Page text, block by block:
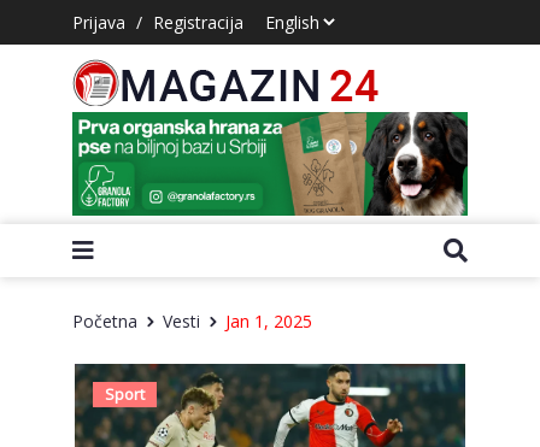
Prijava / Registracija
Početna Vesti Jan 1, 2025
Sport